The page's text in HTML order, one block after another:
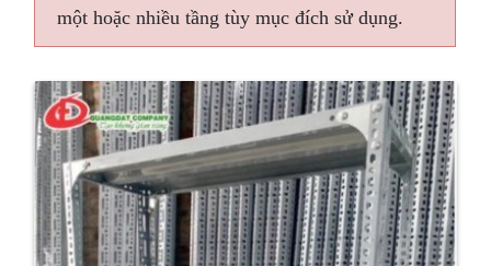
một hoặc nhiều tầng tùy mục đích sử dụng.